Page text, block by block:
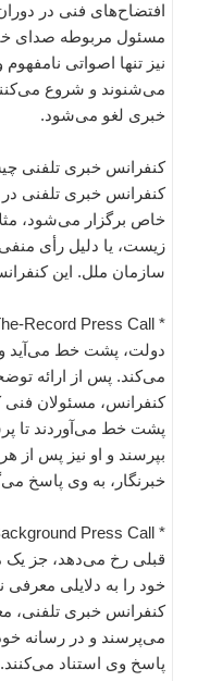
افتضاح‌های فنی در
مسئول مربوطه صدای
نیز تنها اصواتی
می‌شنوند و شروع می‌کنند
خبری لغو می‌شود.
کنفرانس خبری تلفنی
کنفرانس خبری تلفنی
خاص برگزار می‌شود،
زیست، یا دلیل رأی منفی
سازمان ملل. این
دولت، پشت خط می‌آید و
می‌کند. پس از ارائه
کنفرانس، مسئولان فنی
پشت خط می‌آوردند تا
بپرسند و او نیز پس
خبرنگار، به وی پاسخ
قبلی رخ می‌دهد، جز یک
خود را به دلایلی معرفی
کنفرانس خبری تلفنی،
می‌پرسند و در رسانه
پاسخ وی استناد می‌کنند.